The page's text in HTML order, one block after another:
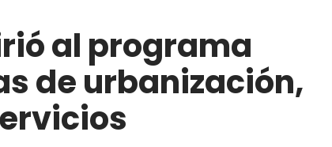
al programa
de urbanización,